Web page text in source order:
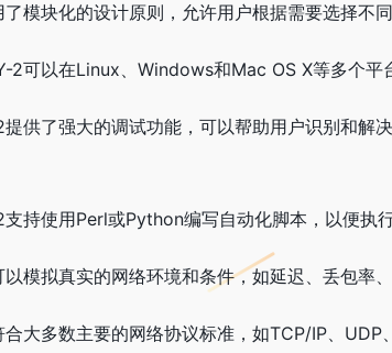
模块化的设计原则，允许用户根据需要选择不
2可以在Linux、Windows和Mac OS X等多个平
供了强大的调试功能，可以帮助用户识别和
持使用Perl或Python编写自动化脚本，以便执
模拟真实的网络环境和条件，如延迟、丢包率
大多数主要的网络协议标准，如TCP/IP、UDP